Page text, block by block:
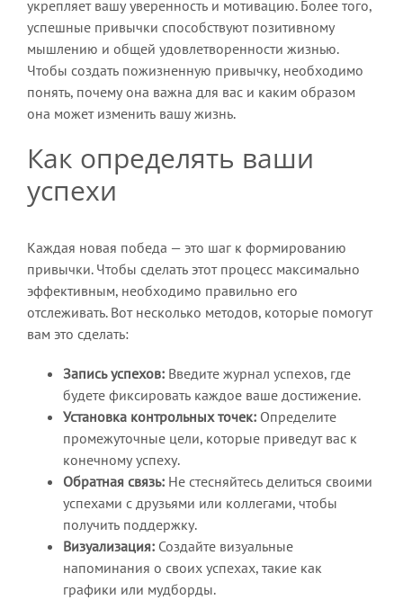
укрепляет вашу уверенность и мотивацию. Более того,
успешные привычки способствуют позитивному
мышлению и общей удовлетворенности жизнью.
Чтобы создать пожизненную привычку, необходимо
понять, почему она важна для вас и каким образом
она может изменить вашу жизнь.
Как определять ваши
успехи
Каждая новая победа — это шаг к формированию
привычки. Чтобы сделать этот процесс максимально
эффективным, необходимо правильно его
отслеживать. Вот несколько методов, которые помогут
вам это сделать:
Запись успехов: Введите журнал успехов, где
будете фиксировать каждое ваше достижение.
Установка контрольных точек: Определите
промежуточные цели, которые приведут вас к
конечному успеху.
Обратная связь: Не стесняйтесь делиться своими
успехами с друзьями или коллегами, чтобы
получить поддержку.
Визуализация: Создайте визуальные
напоминания о своих успехах, такие как
графики или мудборды.